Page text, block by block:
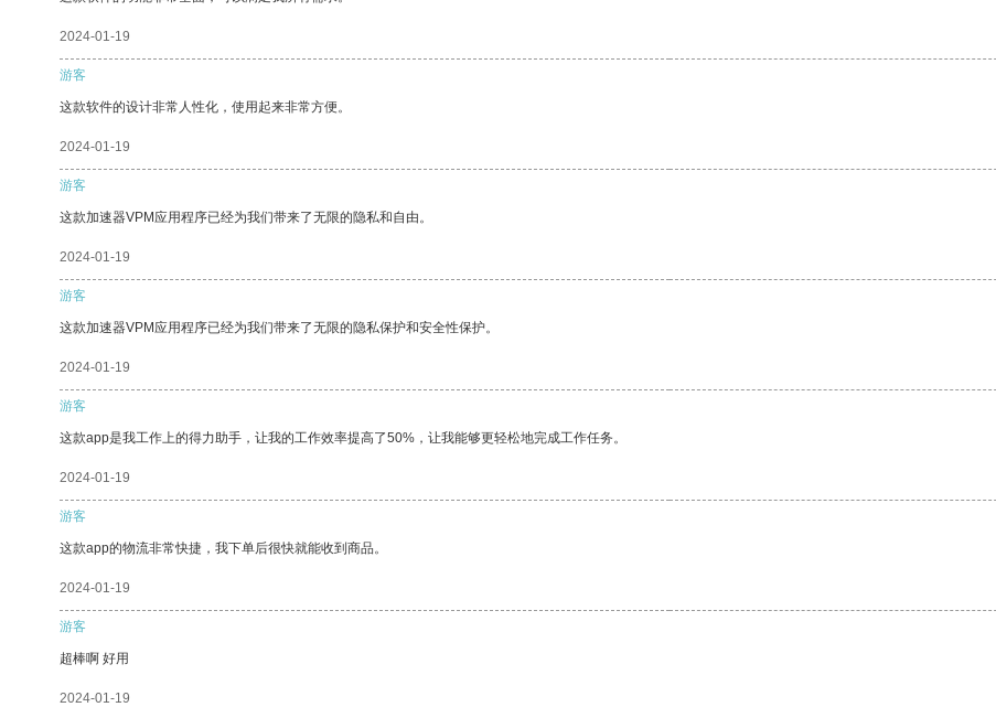
2024-01-19
游客
这款软件的设计非常人性化，使用起来非常方便。
2024-01-19
游客
这款加速器VPM应用程序已经为我们带来了无限的隐私和自由。
2024-01-19
游客
这款加速器VPM应用程序已经为我们带来了无限的隐私保护和安全性保护。
2024-01-19
游客
这款app是我工作上的得力助手，让我的工作效率提高了50%，让我能够更轻松地完成工作任务。
2024-01-19
游客
这款app的物流非常快捷，我下单后很快就能收到商品。
2024-01-19
游客
超棒啊 好用
2024-01-19